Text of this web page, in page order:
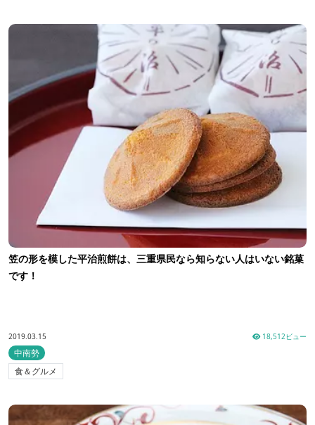
笠の形を模した平治煎餅は、三重県民なら知らない人はいない銘菓
です！
2019.03.15 18,512ビュー
中南勢
食＆グルメ